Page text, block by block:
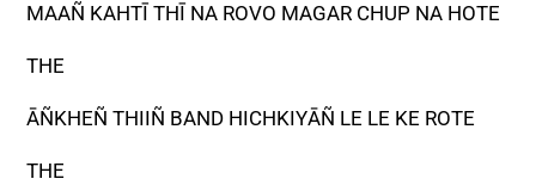
MAAÑ KAHTĪ THĪ NA ROVO MAGAR CHUP NA HOTE
THE
ĀÑKHEÑ THIIÑ BAND HICHKIYĀÑ LE LE KE ROTE
THE